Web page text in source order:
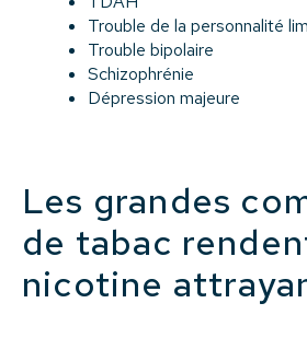
Trouble de la personnalité
Trouble bipolaire
Schizophrénie
Dépression majeure
Les grandes
de tabac
nicotine